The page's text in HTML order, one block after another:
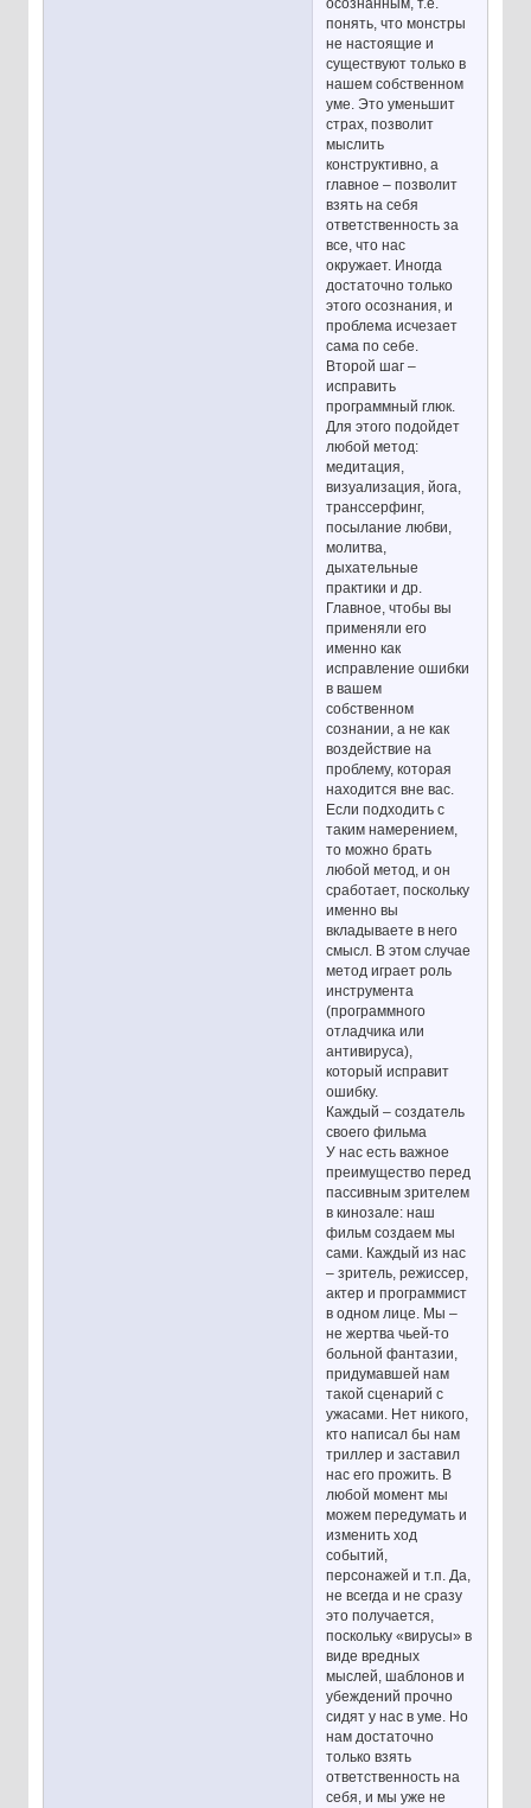
осознанным, т.е.
понять, что монстры
не настоящие и
существуют только в
нашем собственном
уме. Это уменьшит
страх, позволит
мыслить
конструктивно, а
главное – позволит
взять на себя
ответственность за
все, что нас
окружает. Иногда
достаточно только
этого осознания, и
проблема исчезает
сама по себе.
Второй шаг –
исправить
программный глюк.
Для этого подойдет
любой метод:
медитация,
визуализация, йога,
транссерфинг,
посылание любви,
молитва,
дыхательные
практики и др.
Главное, чтобы вы
применяли его
именно как
исправление ошибки
в вашем
собственном
сознании, а не как
воздействие на
проблему, которая
находится вне вас.
Если подходить с
таким намерением,
то можно брать
любой метод, и он
сработает, поскольку
именно вы
вкладываете в него
смысл. В этом случае
метод играет роль
инструмента
(программного
отладчика или
антивируса),
который исправит
ошибку.
Каждый – создатель
своего фильма
У нас есть важное
преимущество перед
пассивным зрителем
в кинозале: наш
фильм создаем мы
сами. Каждый из нас
– зритель, режиссер,
актер и программист
в одном лице. Мы –
не жертва чьей-то
больной фантазии,
придумавшей нам
такой сценарий с
ужасами. Нет никого,
кто написал бы нам
триллер и заставил
нас его прожить. В
любой момент мы
можем передумать и
изменить ход
событий,
персонажей и т.п. Да,
не всегда и не сразу
это получается,
поскольку «вирусы» в
виде вредных
мыслей, шаблонов и
убеждений прочно
сидят у нас в уме. Но
нам достаточно
только взять
ответственность на
себя, и мы уже не